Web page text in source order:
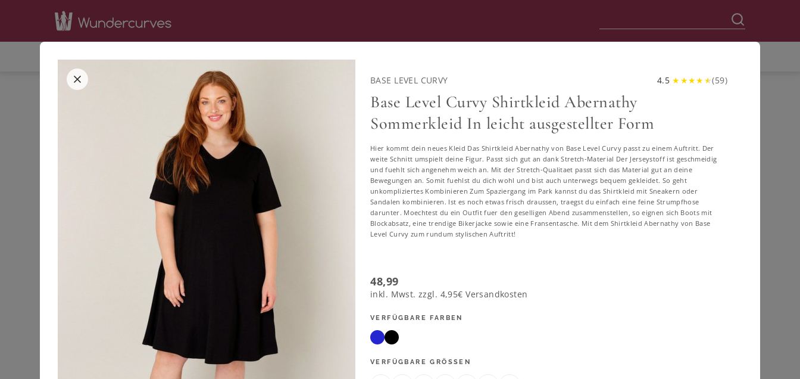
STARTSEITE KLEIDER
Kleider in großen Größen
13378 ERGEBNISSE
52 54 56 58 60 62 64
BASE LEVEL CURVY 4.5 ★★★★★(59)
Base Level Curvy Shirtkleid Abernathy
Sommerkleid In leicht ausgestellter Form
Hier kommt dein neues Kleid Das Shirtkleid Abernathy von Base Level Curvy passt zu einem Auftritt. Der
weite Schnitt umspielt deine Figur. Passt sich gut an dank Stretch-Material Der Jerseystoff ist geschmeidig
und fuehlt sich angenehm weich an. Mit der Stretch-Qualitaet passt sich das Material gut an deine
Bewegungen an. Somit fuehlst du dich wohl und bist auch unterwegs bequem gekleidet. So geht
unkompliziertes Kombinieren Zum Spaziergang im Park kannst du das Shirtkleid mit Sneakern oder
Sandalen kombinieren. Ist es noch etwas frisch draussen, traegst du einfach eine feine Strumpfhose
darunter. Moechtest du ein Outfit fuer den geselligen Abend zusammenstellen, so eignen sich Boots mit
Blockabsatz, eine trendige Bikerjacke sowie eine Fransentasche. Mit dem Shirtkleid Abernathy von Base
Level Curvy zum rundum stylischen Auftritt!
48,99
inkl. Mwst. zzgl. 4,95€ Versandkosten
VERFÜGBARE FARBEN
VERFÜGBARE GRÖSSEN